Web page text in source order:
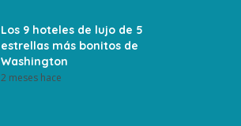
Los 9 hoteles de lujo de 5
estrellas más bonitos de
Washington
2 meses hace